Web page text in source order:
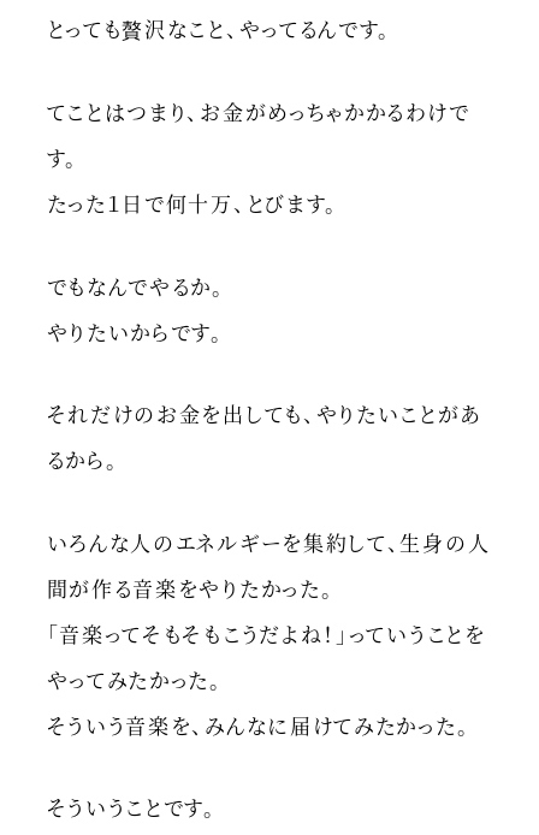
とっても贅沢なこと、やってるんです。
てことはつまり、お金がめっちゃかかるわけで
す。
たった１日で何十万、とびます。
でもなんでやるか。
やりたいからです。
それだけのお金を出しても、やりたいことがあ
るから。
いろんな人のエネルギーを集約して、生身の人
間が作る音楽をやりたかった。
「音楽ってそもそもこうだよね！」っていうことを
やってみたかった。
そういう音楽を、みんなに届けてみたかった。
そういうことです。